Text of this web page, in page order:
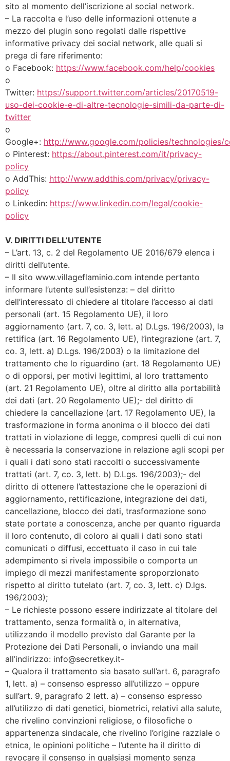
sito al momento dell’iscrizione al social network.
– La raccolta e l’uso delle informazioni ottenute a
mezzo del plugin sono regolati dalle rispettive
informative privacy dei social network, alle quali si
prega di fare riferimento:
o Facebook: https://www.facebook.com/help/cookies
o
Twitter: https://support.twitter.com/articles/20170519-
uso-dei-cookie-e-di-altre-tecnologie-simili-da-parte-di-
twitter
o
Google+: http://www.google.com/policies/technologies/
o Pinterest: https://about.pinterest.com/it/privacy-
policy
o AddThis: http://www.addthis.com/privacy/privacy-
policy
o Linkedin: https://www.linkedin.com/legal/cookie-
policy
V. DIRITTI DELL’UTENTE
– L’art. 13, c. 2 del Regolamento UE 2016/679 elenca i
diritti dell’utente.
– Il sito www.villageflaminio.com intende pertanto
informare l’utente sull’esistenza: – del diritto
dell’interessato di chiedere al titolare l’accesso ai dati
personali (art. 15 Regolamento UE), il loro
aggiornamento (art. 7, co. 3, lett. a) D.Lgs. 196/2003), la
rettifica (art. 16 Regolamento UE), l’integrazione (art. 7,
co. 3, lett. a) D.Lgs. 196/2003) o la limitazione del
trattamento che lo riguardino (art. 18 Regolamento UE)
o di opporsi, per motivi legittimi, al loro trattamento
(art. 21 Regolamento UE), oltre al diritto alla portabilità
dei dati (art. 20 Regolamento UE);- del diritto di
chiedere la cancellazione (art. 17 Regolamento UE), la
trasformazione in forma anonima o il blocco dei dati
trattati in violazione di legge, compresi quelli di cui non
è necessaria la conservazione in relazione agli scopi per
i quali i dati sono stati raccolti o successivamente
trattati (art. 7, co. 3, lett. b) D.Lgs. 196/2003);- del
diritto di ottenere l’attestazione che le operazioni di
aggiornamento, rettificazione, integrazione dei dati,
cancellazione, blocco dei dati, trasformazione sono
state portate a conoscenza, anche per quanto riguarda
il loro contenuto, di coloro ai quali i dati sono stati
comunicati o diffusi, eccettuato il caso in cui tale
adempimento si rivela impossibile o comporta un
impiego di mezzi manifestamente sproporzionato
rispetto al diritto tutelato (art. 7, co. 3, lett. c) D.lgs.
196/2003);
– Le richieste possono essere indirizzate al titolare del
trattamento, senza formalità o, in alternativa,
utilizzando il modello previsto dal Garante per la
Protezione dei Dati Personali, o inviando una mail
all’indirizzo: info@secretkey.it-
– Qualora il trattamento sia basato sull’art. 6, paragrafo
1, lett. a) – consenso espresso all’utilizzo – oppure
sull’art. 9, paragrafo 2 lett. a) – consenso espresso
all’utilizzo di dati genetici, biometrici, relativi alla salute,
che rivelino convinzioni religiose, o filosofiche o
appartenenza sindacale, che rivelino l’origine razziale o
etnica, le opinioni politiche – l’utente ha il diritto di
revocare il consenso in qualsiasi momento senza